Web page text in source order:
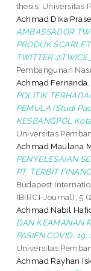
thesis, Universitas
Achmad Dika
AMBASSADOR
PRODUK
TWITTER
Pembangunan
Achmad Fernanda, .
POLITIK
PEMULA (Studi
KESBANGPOL
Universitas
Achmad Maulana
PENYELESAIAN
PT. TERBIT
Budapest
(BIRCI-Journal), 5
Achmad Nabil
DAN KEAMANAN
PASIEN COVID-19:
Universitas
Achmad Rayhan